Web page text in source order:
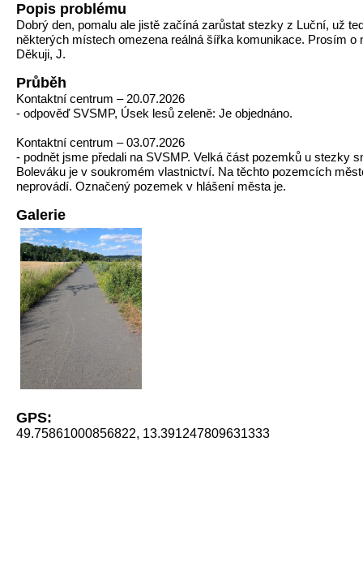
Popis problému
Dobrý den, pomalu ale jistě začíná zarůstat stezky z Luční, už
některých místech omezena reálná šířka komunikace. Prosím o
Děkuji, J.
Průběh
Kontaktní centrum – 20.07.2026
- odpověď SVSMP, Úsek lesů zeleně: Je objednáno.
Kontaktní centrum – 03.07.2026
- podnět jsme předali na SVSMP. Velká část pozemků u stezky
Boleváku je v soukromém vlastnictví. Na těchto pozemcích
neprovádí. Označený pozemek v hlášení města je.
Galerie
GPS:
49.75861000856822, 13.391247809631333